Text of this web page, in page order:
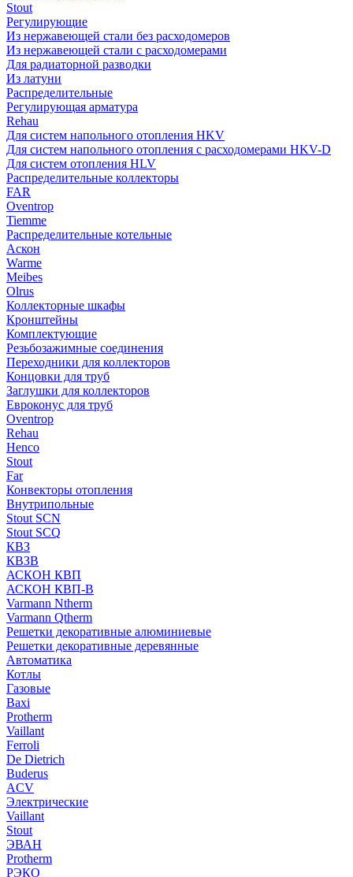
Stout
Регулирующие
Из нержавеющей стали без расходомеров
Из нержавеющей стали с расходомерами
Для радиаторной разводки
Из латуни
Распределительные
Регулирующая арматура
Rehau
Для систем напольного отопления HKV
Для систем напольного отопления с расходомерами HKV-D
Для систем отопления HLV
Распределительные коллекторы
FAR
Oventrop
Tiemme
Распределительные котельные
Аскон
Warme
Meibes
Olrus
Коллекторные шкафы
Кронштейны
Комплектующие
Резьбозажимные соединения
Переходники для коллекторов
Концовки для труб
Заглушки для коллекторов
Евроконус для труб
Oventrop
Rehau
Henco
Stout
Far
Конвекторы отопления
Внутрипольные
Stout SCN
Stout SCQ
КВЗ
КВЗВ
АСКОН КВП
АСКОН КВП-В
Varmann Ntherm
Varmann Qtherm
Решетки декоративные алюминиевые
Решетки декоративные деревянные
Автоматика
Котлы
Газовые
Baxi
Protherm
Vaillant
Ferroli
De Dietrich
Buderus
ACV
Электрические
Vaillant
Stout
ЭВАН
Protherm
РЭКО